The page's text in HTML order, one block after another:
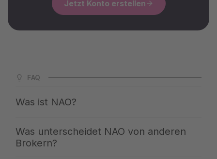
Jetzt Konto erstellen
FAQ
Was ist NAO?
öffnen Dir den Zugang zu den gleichen Investments, mit
denen die Top 1 % ihr Vermögen aufbauen – klar erklärt,
Was unterscheidet NAO von anderen
Brokern?